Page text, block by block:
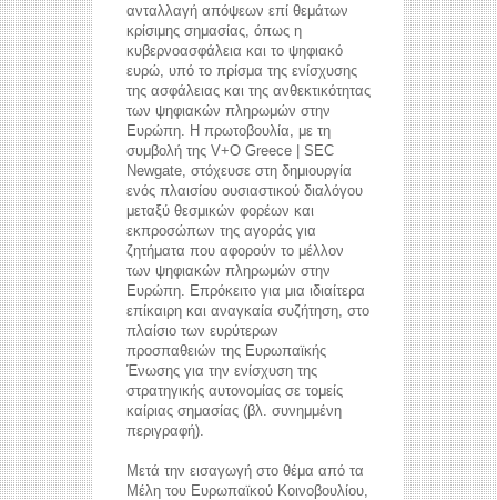
ανταλλαγή απόψεων επί θεμάτων
κρίσιμης σημασίας, όπως η
κυβερνοασφάλεια και το ψηφιακό
ευρώ, υπό το πρίσμα της ενίσχυσης
της ασφάλειας και της ανθεκτικότητας
των ψηφιακών πληρωμών στην
Ευρώπη. Η πρωτοβουλία, με τη
συμβολή της V+O Greece | SEC
Newgate, στόχευσε στη δημιουργία
ενός πλαισίου ουσιαστικού διαλόγου
μεταξύ θεσμικών φορέων και
εκπροσώπων της αγοράς για
ζητήματα που αφορούν το μέλλον
των ψηφιακών πληρωμών στην
Ευρώπη. Επρόκειτο για μια ιδιαίτερα
επίκαιρη και αναγκαία συζήτηση, στο
πλαίσιο των ευρύτερων
προσπαθειών της Ευρωπαϊκής
Ένωσης για την ενίσχυση της
στρατηγικής αυτονομίας σε τομείς
καίριας σημασίας (βλ. συνημμένη
περιγραφή).
Μετά την εισαγωγή στο θέμα από τα
Μέλη του Ευρωπαϊκού Κοινοβουλίου,